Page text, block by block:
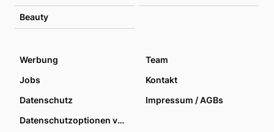
Beauty
Werbung
Team
Jobs
Kontakt
Datenschutz
Impressum / AGBs
Datenschutzoptionen verwalten